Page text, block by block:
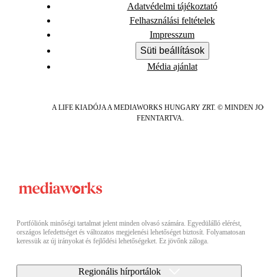
Adatvédelmi tájékoztató
Felhasználási feltételek
Impresszum
Süti beállítások
Média ajánlat
A LIFE KIADÓJA A MEDIAWORKS HUNGARY ZRT. © MINDEN
FENNTARTVA.
Portfóliónk minőségi tartalmat jelent minden olvasó számára. Egyedülálló elérést,
országos lefedettséget és változatos megjelenési lehetőséget biztosít. Folyamatosan
keressük az új irányokat és fejlődési lehetőségeket. Ez jövőnk záloga.
Regionális hírportálok